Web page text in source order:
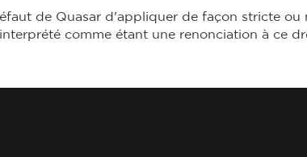
de Quasar d'appliquer de façon stricte
comme étant une renonciation à ce